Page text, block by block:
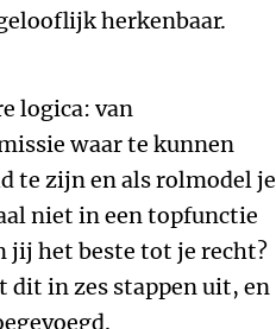
herkenbaar.
logica: van
waar te kunnen
te zijn en als rolmodel je
niet in een topfunctie
jij het beste tot je recht?
dit in zes stappen uit, en